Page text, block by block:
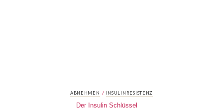
ABNEHMEN / INSULINRESISTENZ
Der Insulin Schlüssel